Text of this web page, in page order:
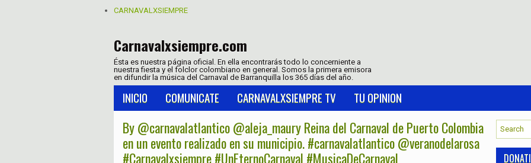
CARNAVALXSIEMPRE
Carnavalxsiempre.com
Ésta es nuestra página oficial. En ella encontrarás todo lo concerniente a
nuestra fiesta y el folclor colombiano en general. Somos la primera emisora
en difundir la música del Carnaval de Barranquilla los 365 días del año.
INICIO COMUNICATE CARNAVALXSIEMPRE TV TU OPINION
By @carnavalatlantico @aleja_maury Reina del Carnaval de Puerto Colombia
en un evento realizado en su municipio. #carnavalatlantico @veranodelarosa
#Carnavalxsiempre #UnEternoCarnaval #MusicaDeCarnaval